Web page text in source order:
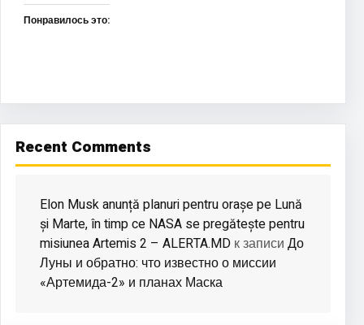
Понравилось это:
Recent Comments
Elon Musk anunță planuri pentru orașe pe Lună
și Marte, în timp ce NASA se pregătește pentru
misiunea Artemis 2 – ALERTA.MD к записи До
Луны и обратно: что известно о миссии
«Артемида-2» и планах Маска